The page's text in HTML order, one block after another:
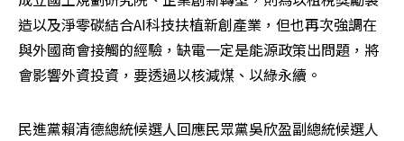
造以及淨零碳結合AI科技扶植新創產業，但也再次強調在
與外國商會接觸的經驗，缺電一定是能源政策出問題，將
會影響外資投資，要透過以核減煤、以綠永續。
民進黨賴清德總統候選人回應民眾黨吳欣盈副總統候選人